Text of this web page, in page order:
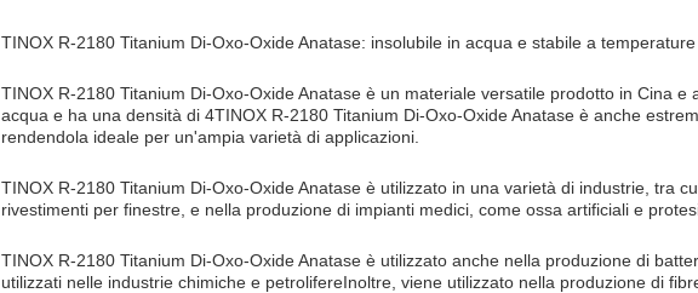
TINOX R-2180 Titanium Di-Oxo-Oxide Anatase: insolubile in acqua e stabile a
TINOX R-2180 Titanium Di-Oxo-Oxide Anatase è un materiale versatile prodotto in Cina
acqua e ha una densità di 4TINOX R-2180 Titanium Di-Oxo-Oxide Anatase è anche
rendendola ideale per un'ampia varietà di applicazioni.
TINOX R-2180 Titanium Di-Oxo-Oxide Anatase è utilizzato in una varietà di industrie, tra
rivestimenti per finestre, e nella produzione di impianti medici, come ossa artificiali e
TINOX R-2180 Titanium Di-Oxo-Oxide Anatase è utilizzato anche nella produzione di
utilizzati nelle industrie chimiche e petrolifereInoltre, viene utilizzato nella produzione di